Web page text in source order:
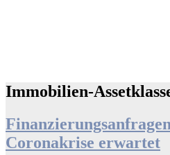
Immobilien-
Coronakrise erwartet